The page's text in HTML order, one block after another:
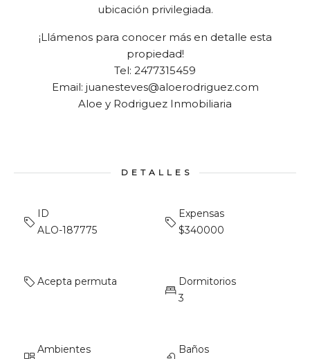
ubicación privilegiada.
¡Llámenos para conocer más en detalle esta
propiedad!
Tel: 2477315459
Email: juanesteves@aloerodriguez.com
Aloe y Rodriguez Inmobiliaria
DETALLES
ID
ALO-187775
Expensas
$340000
Acepta permuta
Dormitorios
3
Ambientes
Baños